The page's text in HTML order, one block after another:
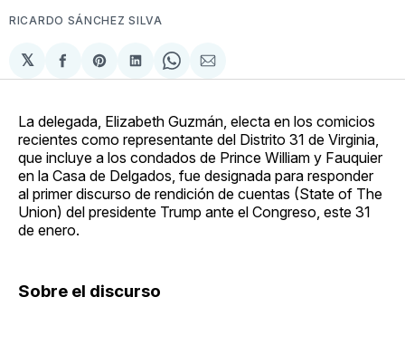
RICARDO SÁNCHEZ SILVA
𝕏
Compartir
en
Share
on
Compartir
en
Share
on
Compartir
via
La delegada, Elizabeth Guzmán, electa en los comicios
recientes como representante del Distrito 31 de Virginia,
que incluye a los condados de Prince William y Fauquier
en la Casa de Delgados, fue designada para responder
al primer discurso de rendición de cuentas (State of The
Union) del presidente Trump ante el Congreso, este 31
de enero.
Sobre el discurso